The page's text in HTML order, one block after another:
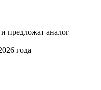
предложат аналог
года